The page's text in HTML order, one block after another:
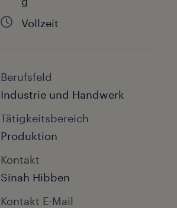
Vollzeit
Berufsfeld
Industrie und Handwerk
Tätigkeitsbereich
Produktion
Kontakt
Sinah Hibben
Kontakt E-Mail